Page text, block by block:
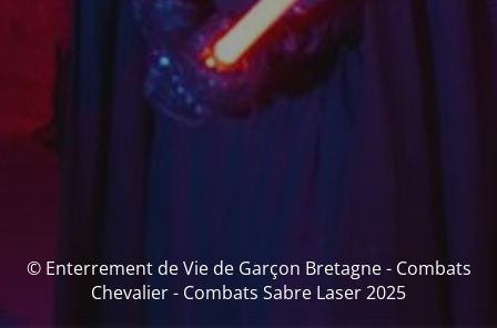
© Enterrement de Vie de Garçon Bretagne - Combats
Chevalier - Combats Sabre Laser 2025